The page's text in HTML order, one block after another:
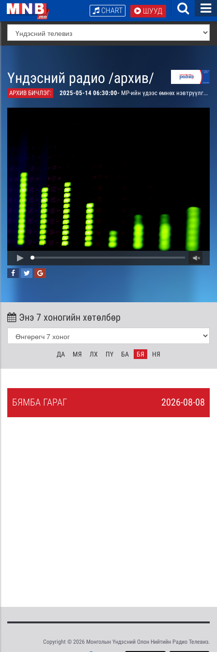
ШУУД
CHART
Үндэсний радио /архив/
АРХИВ БИЧЛЭГ: 2025-05-14 06:30:00- МР-ийн үдээс өмнөх нэвтрүүлгийн хөтөлбөр, цаг агаар танилцуулна.
Энэ 7 хоногийн хөтөлбөр
ДА МЯ ЛХ ПҮ БА БЯ НЯ
2026-08-08
БЯМБА ГАРАГ
Copyright © 2026 Монголын Үндэсний Олон Нийтийн Радио Телевиз.